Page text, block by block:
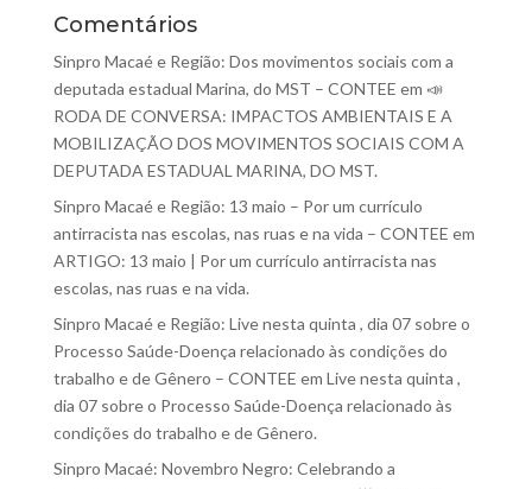
Comentários
Sinpro Macaé e Região: Dos movimentos sociais com a
deputada estadual Marina, do MST – CONTEE em 📣
RODA DE CONVERSA: IMPACTOS AMBIENTAIS E A
MOBILIZAÇÃO DOS MOVIMENTOS SOCIAIS COM A
DEPUTADA ESTADUAL MARINA, DO MST.
Sinpro Macaé e Região: 13 maio – Por um currículo
antirracista nas escolas, nas ruas e na vida – CONTEE em
ARTIGO: 13 maio | Por um currículo antirracista nas
escolas, nas ruas e na vida.
Sinpro Macaé e Região: Live nesta quinta , dia 07 sobre o
Processo Saúde-Doença relacionado às condições do
trabalho e de Gênero – CONTEE em Live nesta quinta ,
dia 07 sobre o Processo Saúde-Doença relacionado às
condições do trabalho e de Gênero.
Sinpro Macaé: Novembro Negro: Celebrando a